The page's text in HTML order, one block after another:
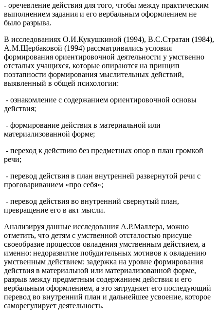
- оречевление действия для того, чтобы между практическим
выполнением задания и его вербальным оформлением не
было разрыва.
В исследованиях О.И.Кукушкиной (1994), В.С.Стратан (1984),
А.М.Щербаковой (1994) рассматривались условия
формирования ориентировочной деятельности у умственно
отсталых учащихся, которые опираются на принцип
поэтапности формирования мыслительных действий,
выявленный в общей психологии:
- ознакомление с содержанием ориентировочной основы
действия;
- формирование действия в материальной или
материализованной форме;
- переход к действию без предметных опор в план громкой
речи;
- перевод действия в план внутренней развернутой речи с
проговариванием «про себя»;
- перевод действия во внутренний свернутый план,
превращение его в акт мысли.
Анализируя данные исследования А.Р.Маллера, можно
отметить, что детям с умственной отсталостью присуще
своеобразие процессов овладения умственным действием, а
именно: недоразвитие побудительных мотивов к овладению
умственным действием; задержка на уровне формирования
действия в материальной или материализованной форме,
разрыв между предметным содержанием действия и его
вербальным оформлением, а это затрудняет его последующий
перевод во внутренний план и дальнейшее усвоение, которое
саморегулирует деятельность.